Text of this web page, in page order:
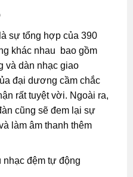
sự tổng hợp của 390
khác nhau bao gồm
và dàn nhạc giao
đại dương cầm chắc
rất tuyệt vời. Ngoài ra,
cũng sẽ đem lại sự
làm âm thanh thêm
đệm tự động